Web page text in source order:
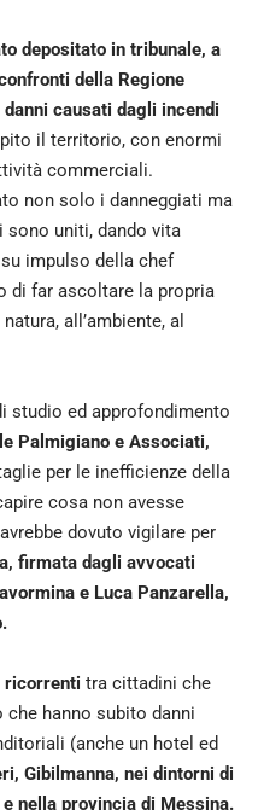
depositato in tribunale, a
della Regione
causati dagli incendi
il territorio, con enormi
commerciali.
non solo i danneggiati ma
sono uniti, dando vita
su impulso della chef
di far ascoltare la propria
all’ambiente, al
studio ed approfondimento
Palmigiano e Associati,
per le inefficienze della
cosa non avesse
dovuto vigilare per
firmata dagli avvocati
e Luca Panzarella,
ricorrenti tra cittadini che
hanno subito danni
(anche un hotel ed
Gibilmanna, nei dintorni di
nella provincia di Messina.